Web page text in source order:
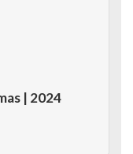
| 2024